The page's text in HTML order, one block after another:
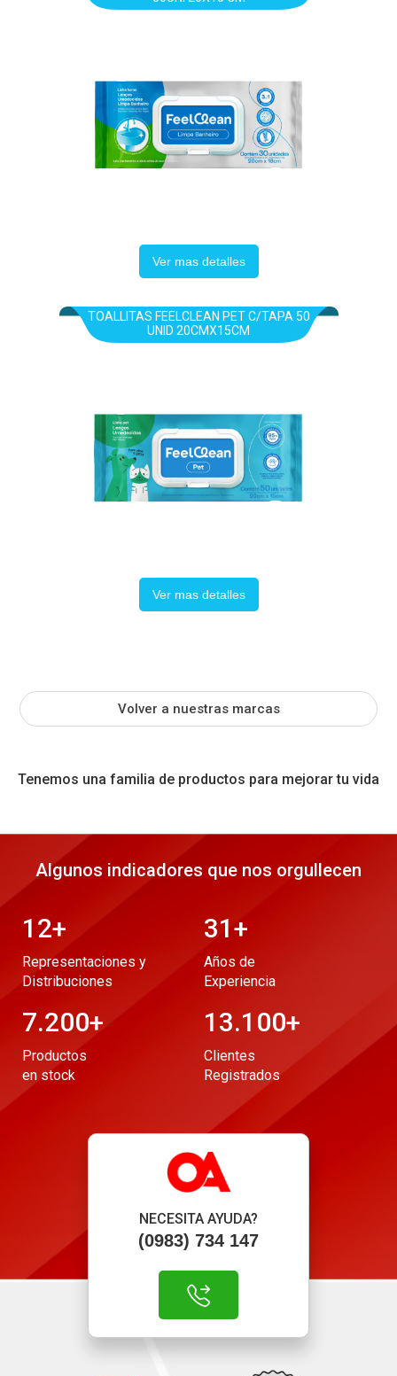
Ver mas detalles
TOALLITAS FEELCLEAN PET C/TAPA 50
UNID 20CMX15CM
Ver mas detalles
Volver a nuestras marcas
Tenemos una familia de productos para mejorar tu vida
Algunos indicadores que nos orgullecen
12+
Representaciones y
Distribuciones
31+
Años de
Experiencia
7.200+
Productos
en stock
13.100+
Clientes
Registrados
NECESITA AYUDA?
(0983) 734 147